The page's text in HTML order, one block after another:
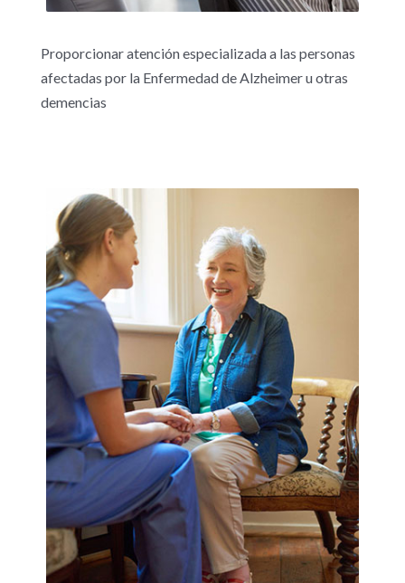
Proporcionar atención especializada a las personas
afectadas por la Enfermedad de Alzheimer u otras
demencias